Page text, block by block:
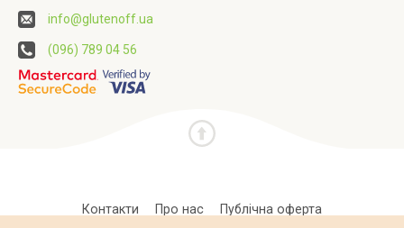
info@glutenoff.ua
(096) 789 04 56
Контакти Про нас Публічна оферта